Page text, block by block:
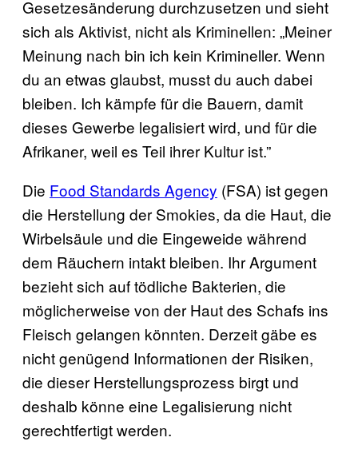
Gesetzesänderung durchzusetzen und sieht
sich als Aktivist, nicht als Kriminellen: „Meiner
Meinung nach bin ich kein Krimineller. Wenn
du an etwas glaubst, musst du auch dabei
bleiben. Ich kämpfe für die Bauern, damit
dieses Gewerbe legalisiert wird, und für die
Afrikaner, weil es Teil ihrer Kultur ist.”
Die Food Standards Agency (FSA) ist gegen
die Herstellung der Smokies, da die Haut, die
Wirbelsäule und die Eingeweide während
dem Räuchern intakt bleiben. Ihr Argument
bezieht sich auf tödliche Bakterien, die
möglicherweise von der Haut des Schafs ins
Fleisch gelangen könnten. Derzeit gäbe es
nicht genügend Informationen der Risiken,
die dieser Herstellungsprozess birgt und
deshalb könne eine Legalisierung nicht
gerechtfertigt werden.